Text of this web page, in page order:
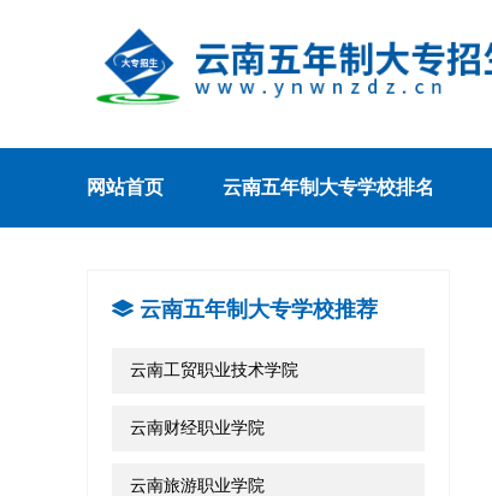
网站首页 云南五年制大专学校排名
云南五年制大专学校推荐
云南工贸职业技术学院
云南财经职业学院
云南旅游职业学院